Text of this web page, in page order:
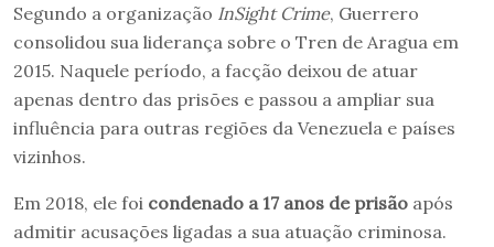
Segundo a organização InSight Crime, Guerrero
consolidou sua liderança sobre o Tren de Aragua em
2015. Naquele período, a facção deixou de atuar
apenas dentro das prisões e passou a ampliar sua
influência para outras regiões da Venezuela e países
vizinhos.
Em 2018, ele foi condenado a 17 anos de prisão após
admitir acusações ligadas a sua atuação criminosa.